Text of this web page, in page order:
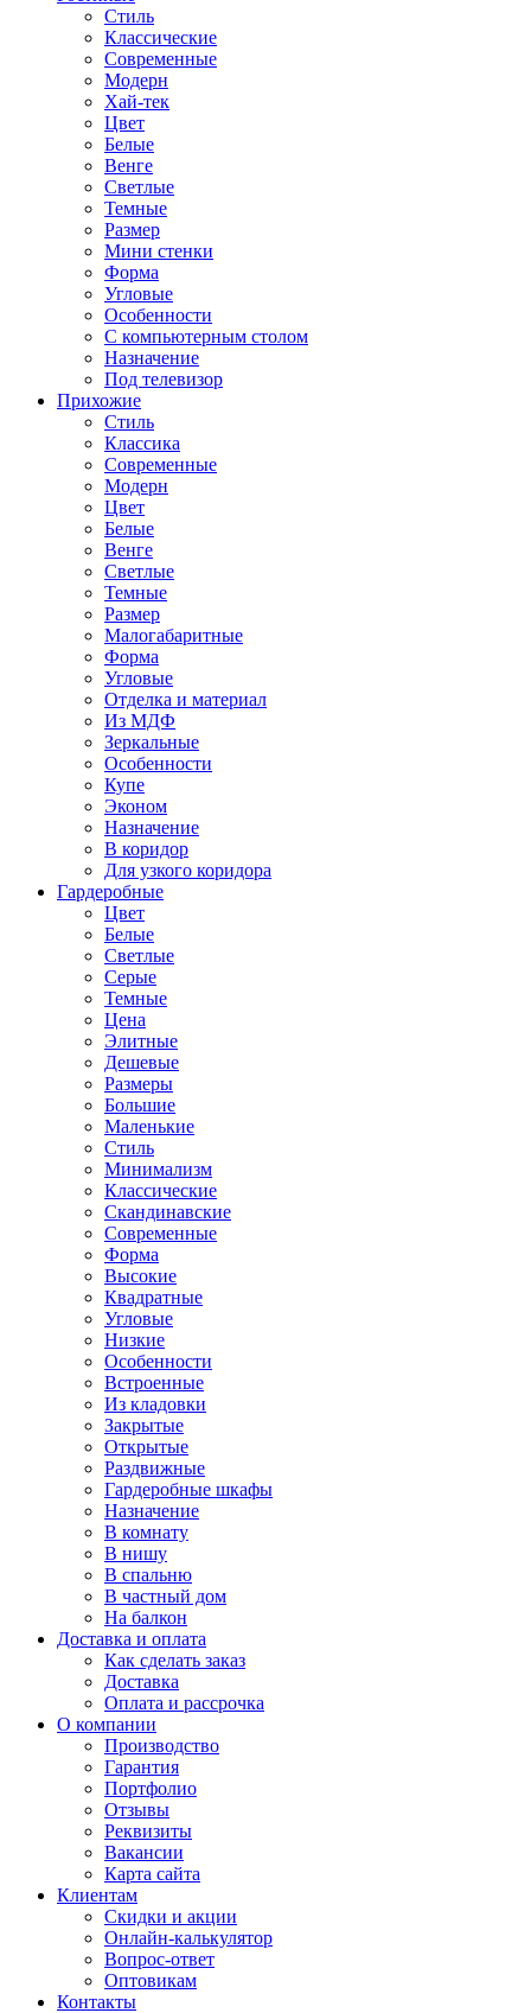
Стиль
Классические
Современные
Модерн
Хай-тек
Цвет
Белые
Венге
Светлые
Темные
Размер
Мини стенки
Форма
Угловые
Особенности
С компьютерным столом
Назначение
Под телевизор
Прихожие
Стиль
Классика
Современные
Модерн
Цвет
Белые
Венге
Светлые
Темные
Размер
Малогабаритные
Форма
Угловые
Отделка и материал
Из МДФ
Зеркальные
Особенности
Купе
Эконом
Назначение
В коридор
Для узкого коридора
Гардеробные
Цвет
Белые
Светлые
Серые
Темные
Цена
Элитные
Дешевые
Размеры
Большие
Маленькие
Стиль
Минимализм
Классические
Скандинавские
Современные
Форма
Высокие
Квадратные
Угловые
Низкие
Особенности
Встроенные
Из кладовки
Закрытые
Открытые
Раздвижные
Гардеробные шкафы
Назначение
В комнату
В нишу
В спальню
В частный дом
На балкон
Доставка и оплата
Как сделать заказ
Доставка
Оплата и рассрочка
О компании
Производство
Гарантия
Портфолио
Отзывы
Реквизиты
Вакансии
Карта сайта
Клиентам
Скидки и акции
Онлайн-калькулятор
Вопрос-ответ
Оптовикам
Контакты